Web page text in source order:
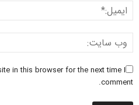
in this browser for the next time I
comment.